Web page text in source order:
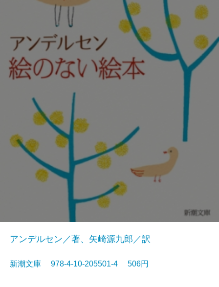
アンデルセン／著、矢崎源九郎／訳
新潮文庫 978-4-10-205501-4 506円